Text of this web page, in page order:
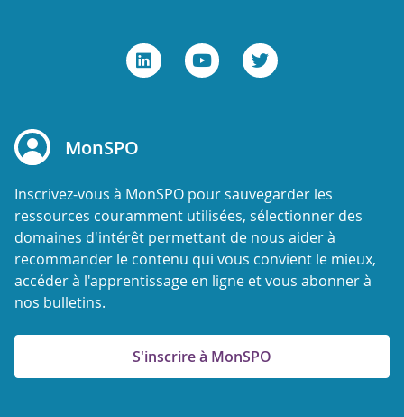
MonSPO
Inscrivez-vous à MonSPO pour sauvegarder les
ressources couramment utilisées, sélectionner des
domaines d'intérêt permettant de nous aider à
recommander le contenu qui vous convient le mieux,
accéder à l'apprentissage en ligne et vous abonner à
nos bulletins.
S'inscrire à MonSPO